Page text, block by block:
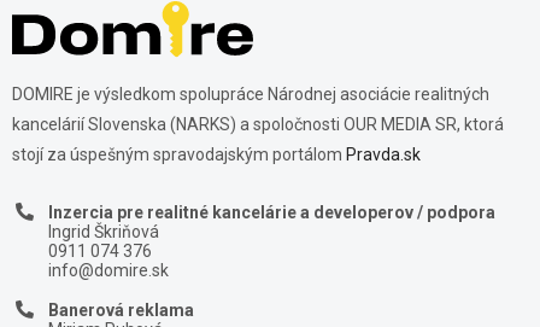
DOMIRE je výsledkom spolupráce Národnej asociácie realitných
kancelárií Slovenska (NARKS) a spoločnosti OUR MEDIA SR, ktorá
stojí za úspešným spravodajským portálom Pravda.sk
Inzercia pre realitné kancelárie a developerov / podpora
Ingrid Škriňová
0911 074 376
info@domire.sk
Banerová reklama